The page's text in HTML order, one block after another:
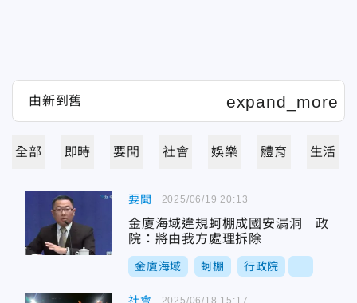
全部 即時 要聞 社會 娛樂 體育 生活
要聞
金廈海域違規蚵棚成國安漏洞 政
院：將由我方處理拆除
金廈海域 蚵棚 行政院
2025/06/19 20:13
2025/06/18 15:17